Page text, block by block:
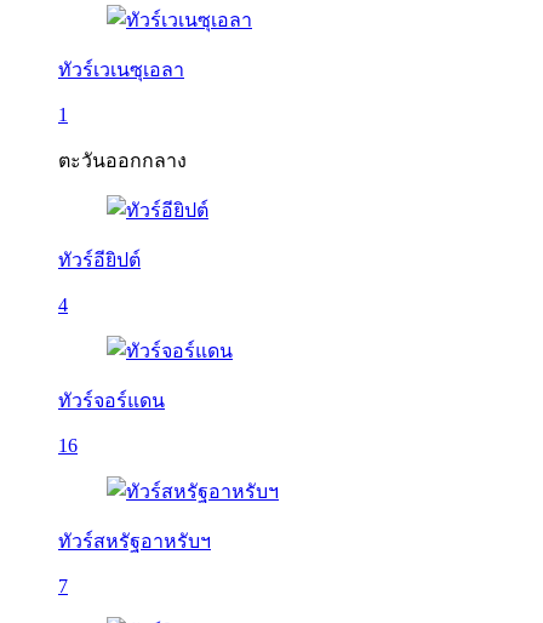
ทัวร์เวเนซุเอลา
1
ตะวันออกกลาง
ทัวร์อียิปต์
4
ทัวร์จอร์แดน
16
ทัวร์สหรัฐอาหรับฯ
7